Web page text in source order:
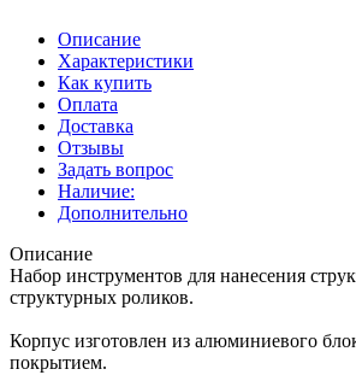
Описание
Характеристики
Как купить
Оплата
Доставка
Отзывы
Задать вопрос
Наличие:
Дополнительно
Описание
Набор инструментов для нанесения
структурных роликов.
Корпус изготовлен из алюминиевого
покрытием.